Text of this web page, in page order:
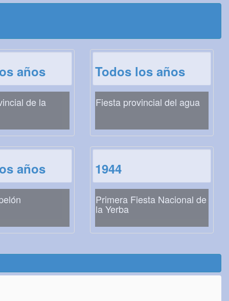
años
de la
Todos los años
Fiesta provincial del agua
años 1944
Primera Fiesta Nacional de
la Yerba